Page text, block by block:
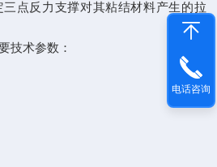
点反力支撑对其粘结材料产生的拉
技术参数：
电话咨询